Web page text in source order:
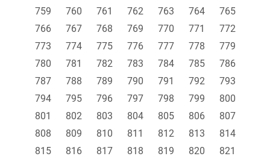
759
760 761 762 763 764
765
766
767 768 769 770 771
772
773
774 775 776 777 778
779
780
781 782 783 784 785
786
787
788 789 790 791 792
793
794
795 796 797 798 799
800
801
802 803 804 805 806
807
808
809 810 811 812 813
814
815
816 817 818 819 820
821